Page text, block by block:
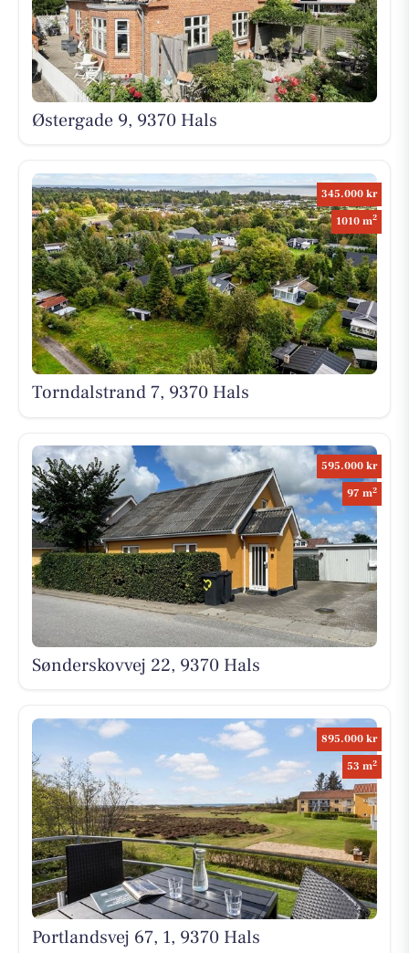
Østergade 9, 9370 Hals
345.000 kr
1010 m2
Torndalstrand 7, 9370 Hals
595.000 kr
97 m2
Sønderskovvej 22, 9370 Hals
895.000 kr
53 m2
Portlandsvej 67, 1, 9370 Hals